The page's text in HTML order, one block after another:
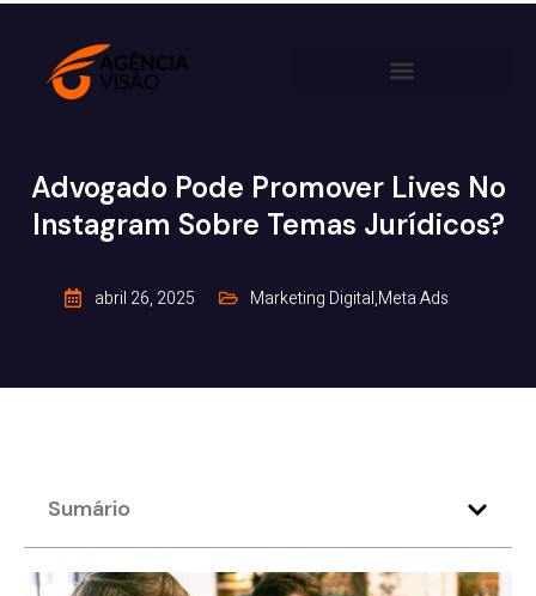
Advogado Pode Promover Lives No
Instagram Sobre Temas Jurídicos?
abril 26, 2025 Marketing Digital,Meta Ads
Sumário